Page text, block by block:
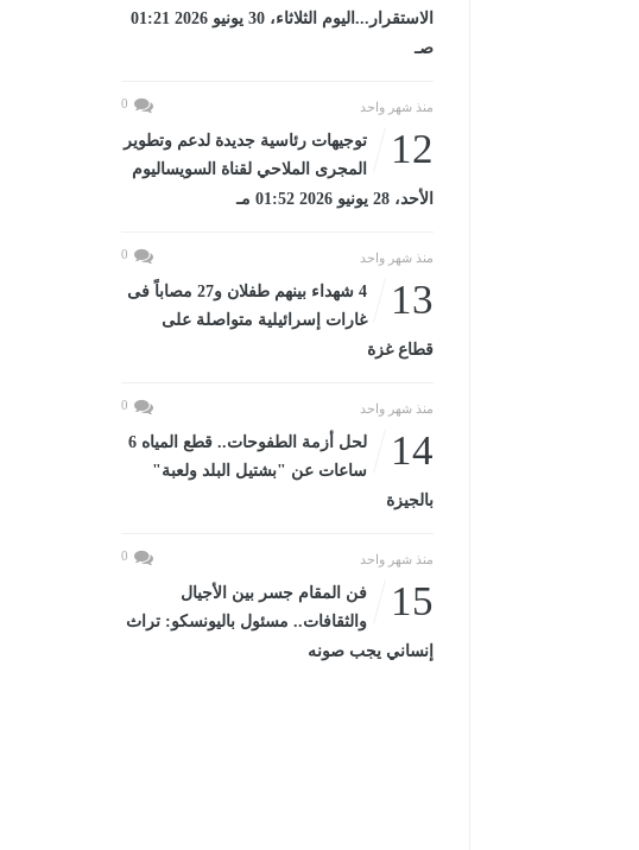
الاستقرار...اليوم الثلاثاء، 30 يونيو 2026 01:21
صـ
منذ شهر واحد 0
12
توجيهات رئاسية جديدة لدعم وتطوير
المجرى الملاحي لقناة السويساليوم
الأحد، 28 يونيو 2026 01:52 مـ
منذ شهر واحد 0
13
4 شهداء بينهم طفلان و27 مصاباً فى
غارات إسرائيلية متواصلة على
قطاع غزة
منذ شهر واحد 0
14
لحل أزمة الطفوحات.. قطع المياه 6
ساعات عن "بشتيل البلد ولعبة"
بالجيزة
منذ شهر واحد 0
15
فن المقام جسر بين الأجيال
والثقافات.. مسئول باليونسكو: تراث
إنساني يجب صونه